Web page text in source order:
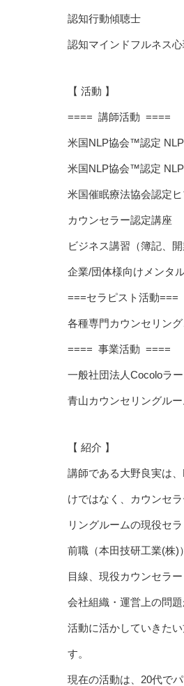
認知行動傾聴士
認知マインドフルネス
【 活動 】
==== 講師活動 ====
米国NLP協会™認定
米国NLP協会™認定
米国催眠療法協会認定
カウンセラー認定講座
ビジネス講習（簿記、開
企業/団体様向けメンタ
===セラピスト活動===
各種専門カウンセリン
==== 事業活動 ====
一般社団法人Cocoloラ
青山カウンセリングル
【 紹介 】
講師である大野良実は
けではなく、カウンセ
リングルームの現役セ
前職（本田技研工業(株)
目線、現役カウンセラ
会社組織・運営上の問
活動に活かしていきた
す。
現在の活動は、20代で